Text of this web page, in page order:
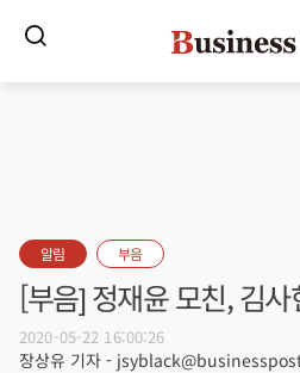
알림 부음
[부음] 정재윤 모친, 김사
2020-05-22 16:00:26
장상유 기자 -